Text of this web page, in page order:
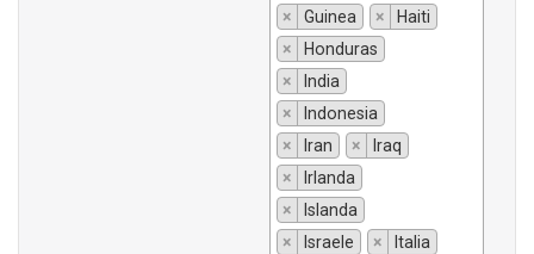
×
Guinea ×
Haiti
×
Honduras
×
India
×
Indonesia
×
Iran ×
Iraq
×
Irlanda
×
Islanda
×
Israele ×
Italia